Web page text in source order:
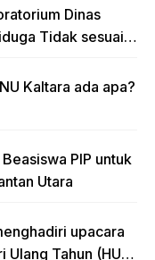
Dinas
Tidak sesuai
Kaltara ada apa?
PIP untuk
Utara
upacara
Ulang Tahun (HUT)